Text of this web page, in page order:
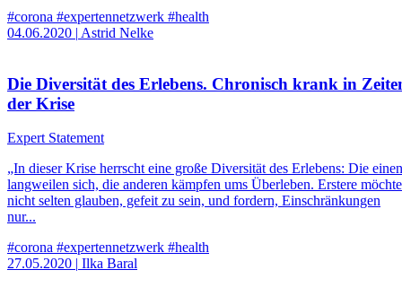
#corona #expertennetzwerk #health
04.06.2020 | Astrid Nelke
Die Diversität des Erlebens. Chronisch krank in
der Krise
Expert Statement
„In dieser Krise herrscht eine große Diversität des Erlebens: Die einen
langweilen sich, die anderen kämpfen ums Überleben. Erstere
nicht selten glauben, gefeit zu sein, und fordern, Einschränkungen
nur...
#corona #expertennetzwerk #health
27.05.2020 | Ilka Baral